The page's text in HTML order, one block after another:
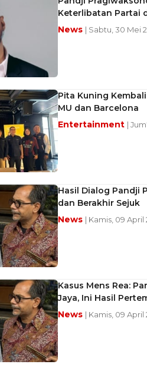
Keterlibatan Partai
News | Sabtu, 30 Mei
Pita Kuning
MU dan Barcelona
Entertainment |
Hasil Dialog Pandji
dan Berakhir Sejuk
News | Kamis, 09 April
Kasus Mens Rea:
Jaya, Ini Hasil
News | Kamis, 09 April